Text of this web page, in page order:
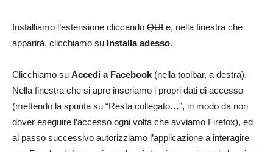
Installiamo l’estensione cliccando QUI e, nella finestra che
apparirà, clicchiamo su Installa adesso.
Clicchiamo su Accedi a Facebook (nella toolbar, a destra).
Nella finestra che si apre inseriamo i propri dati di accesso
(mettendo la spunta su “Resta collegato…”, in modo da non
dover eseguire l’accesso ogni volta che avviamo Firefox), ed
al passo successivo autorizziamo l’applicazione a interagire